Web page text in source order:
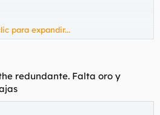
para expandir...
redundante. Falta oro y